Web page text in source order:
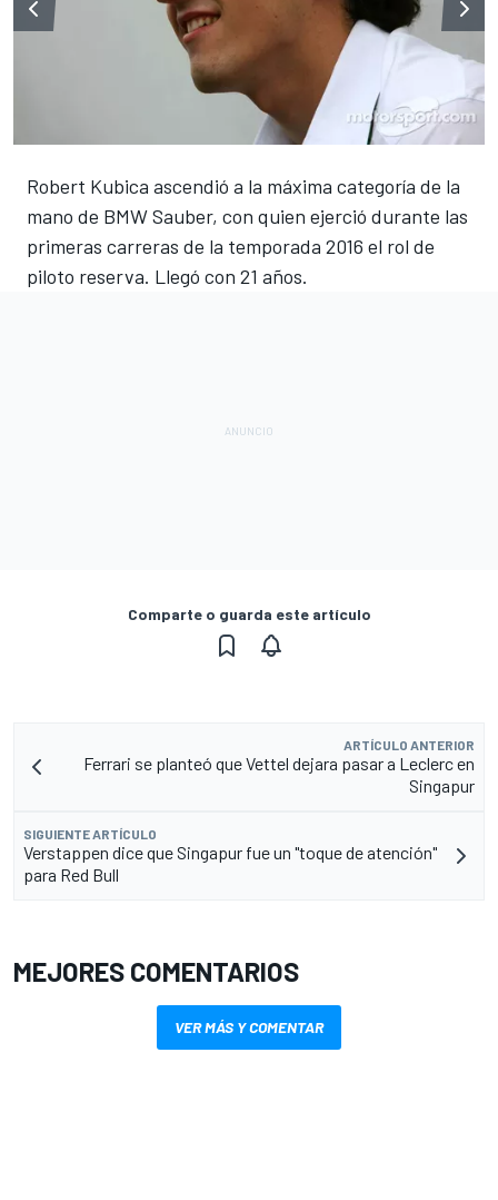
Robert Kubica ascendió a la máxima categoría de la
mano de BMW Sauber, con quien ejerció durante las
primeras carreras de la temporada 2016 el rol de
piloto reserva. Llegó con 21 años.
Comparte o guarda este artículo
ARTÍCULO ANTERIOR
Ferrari se planteó que Vettel dejara pasar a Leclerc en
Singapur
SIGUIENTE ARTÍCULO
Verstappen dice que Singapur fue un "toque de atención"
para Red Bull
MEJORES COMENTARIOS
VER MÁS Y COMENTAR